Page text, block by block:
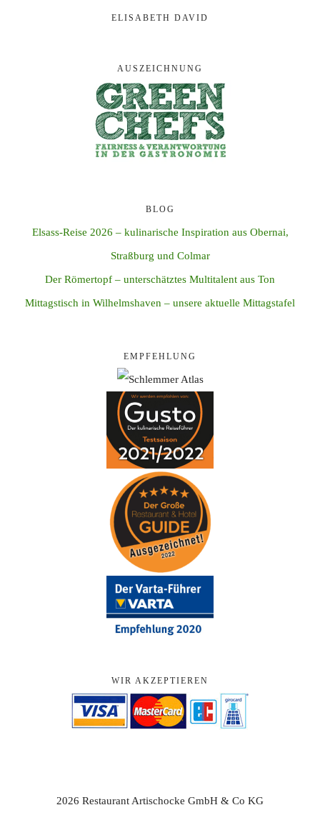
ELISABETH DAVID
AUSZEICHNUNG
BLOG
Elsass-Reise 2026 – kulinarische Inspiration aus Obernai,
Straßburg und Colmar
Der Römertopf – unterschätztes Multitalent aus Ton
Mittagstisch in Wilhelmshaven – unsere aktuelle Mittagstafel
EMPFEHLUNG
WIR AKZEPTIEREN
2026 Restaurant Artischocke GmbH & Co KG